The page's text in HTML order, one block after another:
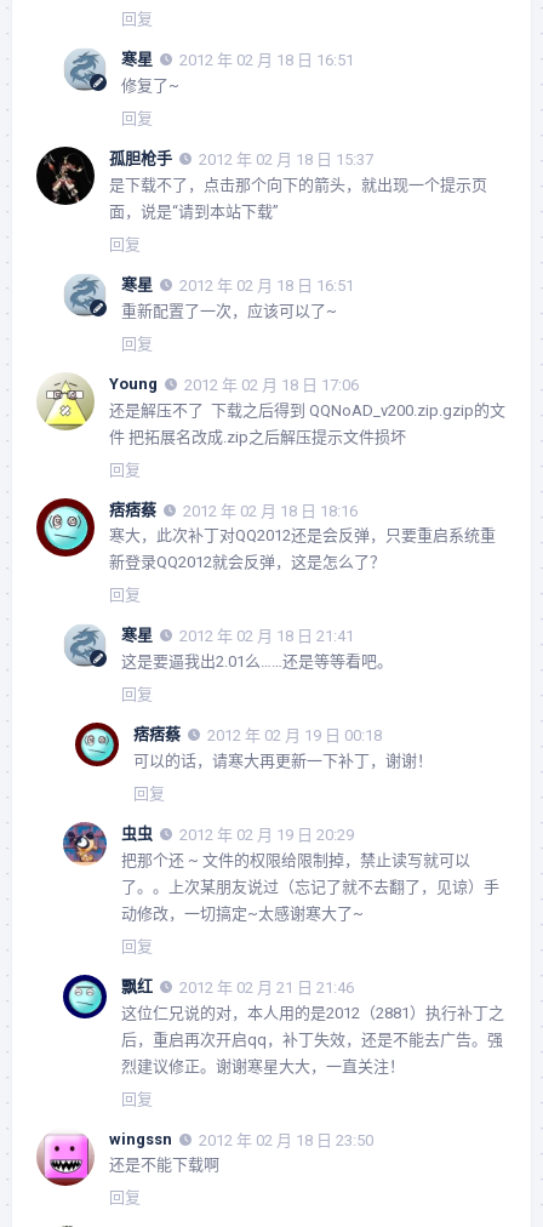
回复
寒星
2012 年 02 月 18 日 16:51
修复了~
回复
孤胆枪手
2012 年 02 月 18 日 15:37
是下载不了，点击那个向下的箭头，就出现一个提示页
面，说是“请到本站下载”
回复
寒星
2012 年 02 月 18 日 16:51
重新配置了一次，应该可以了~
回复
Young
2012 年 02 月 18 日 17:06
还是解压不了 下载之后得到 QQNoAD_v200.zip.gzip的文
件 把拓展名改成.zip之后解压提示文件损坏
回复
痞痞蔡
2012 年 02 月 18 日 18:16
寒大，此次补丁对QQ2012还是会反弹，只要重启系统重
新登录QQ2012就会反弹，这是怎么了？
回复
寒星
2012 年 02 月 18 日 21:41
这是要逼我出2.01么……还是等等看吧。
回复
痞痞蔡
2012 年 02 月 19 日 00:18
可以的话，请寒大再更新一下补丁，谢谢！
回复
虫虫
2012 年 02 月 19 日 20:29
把那个还 ~ 文件的权限给限制掉，禁止读写就可以
了。。上次某朋友说过（忘记了就不去翻了，见谅）手
动修改，一切搞定~太感谢寒大了~
回复
飘红
2012 年 02 月 21 日 21:46
这位仁兄说的对，本人用的是2012（2881）执行补丁之
后，重启再次开启qq，补丁失效，还是不能去广告。强
烈建议修正。谢谢寒星大大，一直关注！
回复
wingssn
2012 年 02 月 18 日 23:50
还是不能下载啊
回复